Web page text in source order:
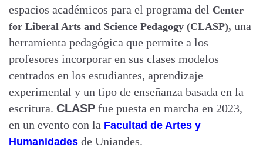
espacios académicos para el programa del Center
for Liberal Arts and Science Pedagogy (CLASP), una
herramienta pedagógica que permite a los
profesores incorporar en sus clases modelos
centrados en los estudiantes, aprendizaje
experimental y un tipo de enseñanza basada en la
escritura. CLASP fue puesta en marcha en 2023,
en un evento con la Facultad de Artes y
Humanidades de Uniandes.